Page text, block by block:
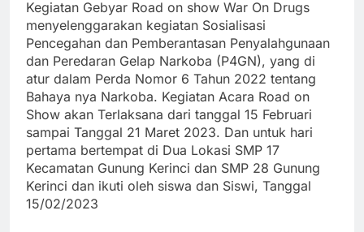
Kegiatan Gebyar Road on show War On Drugs
menyelenggarakan kegiatan Sosialisasi
Pencegahan dan Pemberantasan Penyalahgunaan
dan Peredaran Gelap Narkoba (P4GN), yang di
atur dalam Perda Nomor 6 Tahun 2022 tentang
Bahaya nya Narkoba. Kegiatan Acara Road on
Show akan Terlaksana dari tanggal 15 Februari
sampai Tanggal 21 Maret 2023. Dan untuk hari
pertama bertempat di Dua Lokasi SMP 17
Kecamatan Gunung Kerinci dan SMP 28 Gunung
Kerinci dan ikuti oleh siswa dan Siswi, Tanggal
15/02/2023